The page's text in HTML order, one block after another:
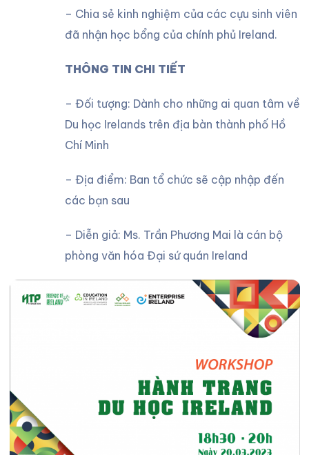
– Chia sẻ kinh nghiệm của các cựu sinh viên
đã nhận học bổng của chính phủ Ireland.
THÔNG TIN CHI TIẾT
– Đối tượng: Dành cho những ai quan tâm về
Du học Irelands trên địa bàn thành phố Hồ
Chí Minh
– Địa điểm: Ban tổ chức sẽ cập nhập đến
các bạn sau
– Diễn giả: Ms. Trần Phương Mai là cán bộ
phòng văn hóa Đại sứ quán Ireland